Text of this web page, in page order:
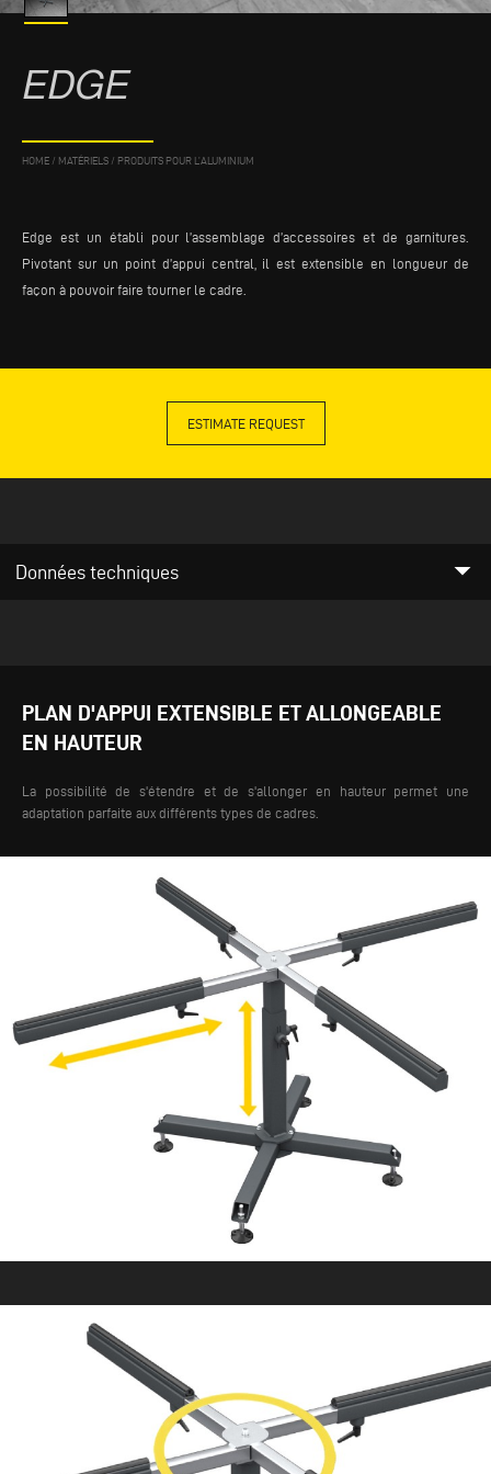
EDGE
HOME / MATÉRIELS / PRODUITS POUR L’ALUMINIUM
Edge est un établi pour l’assemblage d’accessoires et de garnitures.
Pivotant sur un point d’appui central, il est extensible en longueur de
façon à pouvoir faire tourner le cadre.
ESTIMATE REQUEST
Données techniques arrow_drop_down
PLAN D'APPUI EXTENSIBLE ET ALLONGEABLE
EN HAUTEUR
La possibilité de s'étendre et de s'allonger en hauteur permet une
adaptation parfaite aux différents types de cadres.